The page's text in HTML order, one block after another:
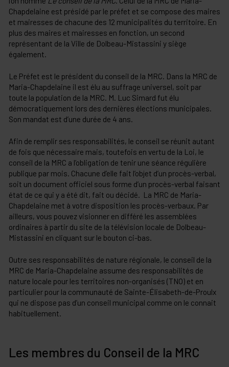
Chapdelaine est présidé par le préfet et se compose des maires
et mairesses de chacune des 12 municipalités du territoire. En
plus des maires et mairesses en fonction, un second
représentant de la Ville de Dolbeau-Mistassini y siège
également.
Le Préfet est le président du conseil de la MRC. Dans la MRC de
Maria-Chapdelaine il est élu au suffrage universel, soit par
toute la population de la MRC. M. Luc Simard fut élu
démocratiquement lors des dernières élections municipales.
Son mandat est d’une durée de 4 ans.
Afin de remplir ses responsabilités, le conseil se réunit autant
de fois que nécessaire mais, toutefois en vertu de la Loi, le
conseil de la MRC a l’obligation de tenir une séance régulière
publique par mois. Chacune d’elle fait l’objet d’un procès-verbal,
soit un document officiel sous forme d’un procès-verbal faisant
état de ce qui y a été dit, fait ou décidé. La MRC de Maria-
Chapdelaine met à votre disposition les procès-verbaux. Par
ailleurs, vous pouvez visionner en différé les assemblées
ordinaires à partir du site de la télévision locale de Dolbeau-
Mistassini en cliquant sur le bouton ci-bas.
Outre ses responsabilités de nature régionale, le conseil de la
MRC de Maria-Chapdelaine assume des responsabilités de
nature locale pour les territoires non-organisés (TNO) et en
particulier pour la communauté de Sainte-Élisabeth-de-Proulx
qui ne dispose pas d’un conseil municipal comme on le connait
habituellement.
Les membres du Conseil de la MRC